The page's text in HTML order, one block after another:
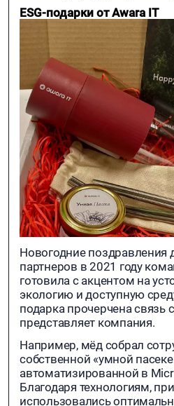
ESG-подарки от Awara IT
Новогодние поздравления
партнеров в 2021 году
готовила с акцентом на
экологию и доступную
подарка прочерчена
представляет компания.
Например, мёд собрал
собственной «умной
автоматизированной в
Благодаря технологиям,
использовались